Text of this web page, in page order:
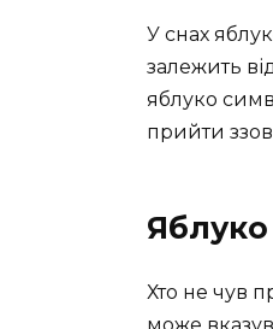
У снах
залежить
яблуко
прийти
Хто не чув
може